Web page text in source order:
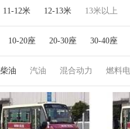
11-12米 12-13米 13米以上
10-20座 20-30座 30-40座
柴油 汽油 混合动力 燃料